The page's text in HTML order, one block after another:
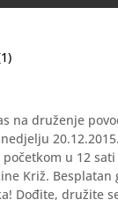
na druženje
početkom u 12
Križ. Besplatan
Dođite, družite